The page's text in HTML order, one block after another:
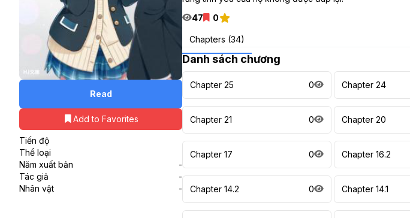
Read
Add to Favorites
Tiến độ
Thể loại
Năm xuất bản
-
Tác giả
-
Nhân vật
-
47
0
Chapters (34)
Danh sách chương
Chapter 25 0 Chapter 24
Chapter 21 0 Chapter 20
Chapter 17 0 Chapter 16.2
Chapter 14.2 0 Chapter 14.1